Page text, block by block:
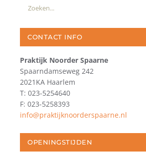
Zoeken
CONTACT INFO
Praktijk Noorder Spaarne
Spaarndamseweg 242
2021KA Haarlem
T: 023-5254640
F: 023-5258393
info@praktijknoorderspaarne.nl
OPENINGSTIJDEN